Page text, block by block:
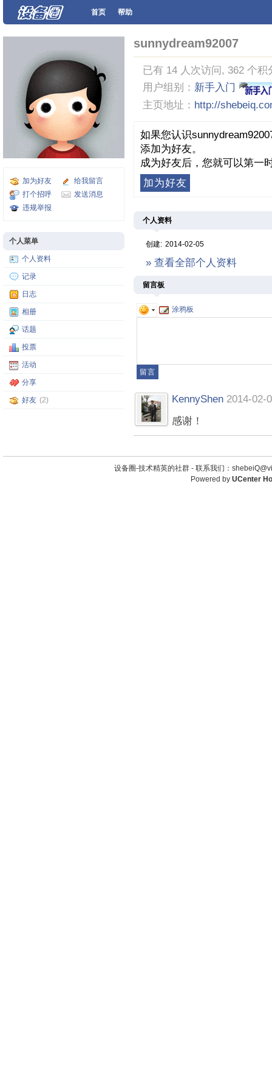
首页 帮助
加为好友
给我留言
打个招呼
发送消息
违规举报
个人菜单
个人资料
记录
日志
相册
话题
投票
活动
分享
好友 (2)
sunnydream92007
已有 14 人次访问, 362 个
用户组别： 新手入门
主页地址： http://
如果您认识
添加为好友。
成为好友后，您就可以第一
加为好友
个人资料
创建: 2014-02-05
» 查看全部个人资料
留言板
涂鸦板
KennyShen 2014-02-
感谢！
设备圈-技术精英的社群 - 联系我们：
Powered by UCenter